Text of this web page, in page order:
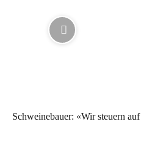
Schweinebauer: «Wir steuern